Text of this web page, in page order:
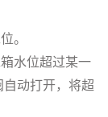
。
水位超过某一
动打开，将超